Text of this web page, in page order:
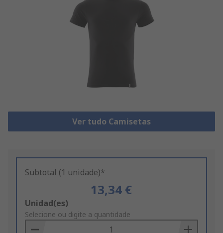
Ver tudo Camisetas
Subtotal (1 unidade)*
13,34 €
Add
to
Basket
Unidad(es)
Selecione ou digite a quantidade